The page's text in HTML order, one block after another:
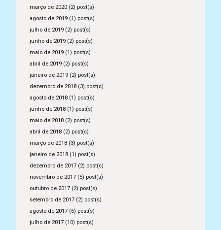
março de 2020(2) post(s)
agosto de 2019(1) post(s)
julho de 2019(2) post(s)
junho de 2019(2) post(s)
maio de 2019(1) post(s)
abril de 2019(2) post(s)
janeiro de 2019(2) post(s)
dezembro de 2018(3) post(s)
agosto de 2018(1) post(s)
junho de 2018(1) post(s)
maio de 2018(2) post(s)
abril de 2018(2) post(s)
março de 2018(3) post(s)
janeiro de 2018(1) post(s)
dezembro de 2017(2) post(s)
novembro de 2017(5) post(s)
outubro de 2017(2) post(s)
setembro de 2017(2) post(s)
agosto de 2017(6) post(s)
julho de 2017(10) post(s)